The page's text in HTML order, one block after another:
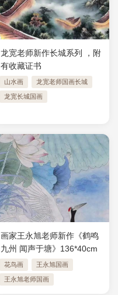
龙宽老师新作长城系列 ，附
有收藏证书
山水画 龙宽老师国画长城
龙宽长城国画
画家王永旭老师新作《鹤鸣
九州 闻声于塘》136*40cm
花鸟画 王永旭国画
王永旭老师国画